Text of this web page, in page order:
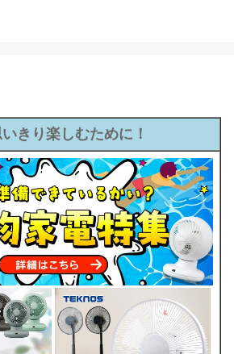
きり楽しむために！